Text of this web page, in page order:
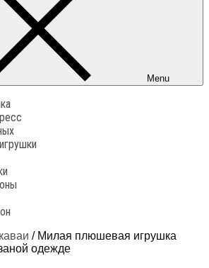
Menu
/ Милая плюшевая игрушка
одежде